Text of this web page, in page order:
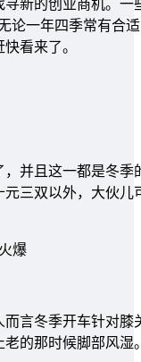
新的创业商机。
论一年四季常有合
看来了。
并且这一都是冬
三双以外，大伙
言冬季开车针对
的那时候脚部风